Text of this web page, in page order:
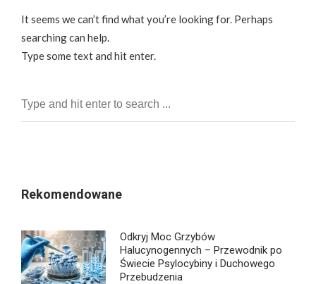
It seems we can’t find what you’re looking for. Perhaps
searching can help.
Type some text and hit enter.
Rekomendowane
Odkryj Moc Grzybów
Halucynogennych – Przewodnik po
Świecie Psylocybiny i Duchowego
Przebudzenia